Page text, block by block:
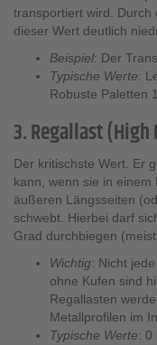
transportiert wird. Durch
dieser Wert deutlich
Beispiel: Der
Typische Werte:
Robuste Paletten
3. Regallast (High
Der kritischste Wert. Er
kann, wenn sie in
äußeren Längsseiten
schwebt. Hierbei darf
Grad durchbiegen
Wichtig: Nicht
ohne Kufen sind
Regallasten
Metallprofilen im
Typische Werte: 0